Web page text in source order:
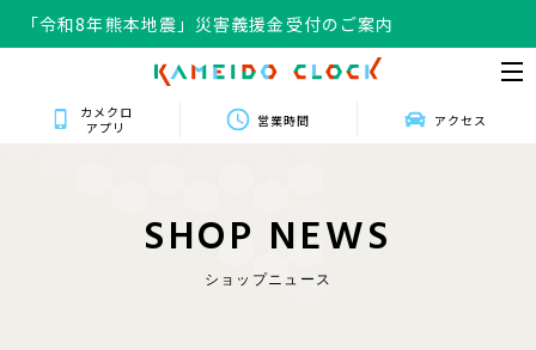
「令和8年熊本地震」災害義援金受付のご案内
カメクロ
アプリ
営業時間 アクセス
SHOP NEWS
ショップニュース